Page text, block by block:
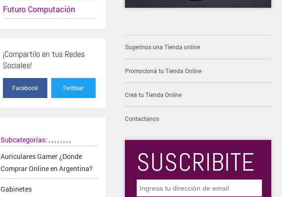
Futuro Computación
¡Compartilo en tus Redes
Sociales!
Facebook Twittear
Subcategorías:
Auriculares Gamer ¿Donde
Comprar Online en Argentina?
,
Gabinetes
,,,,,,,
Sugerinos una Tienda online
Promocioná tu Tienda Online
Creá tu Tienda Online
Contactanos
SUSCRIBITE